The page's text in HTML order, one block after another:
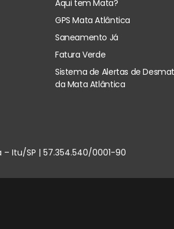
Aqui tem Mata?
GPS Mata Atlântica
Saneamento Já
Fatura Verde
Sistema de Alertas de
da Mata Atlântica
– Itu/SP | 57.354.540/0001-90